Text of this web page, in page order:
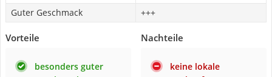
Guter Geschmack
+++
Vorteile
besonders guter
Nachteile
keine lokale